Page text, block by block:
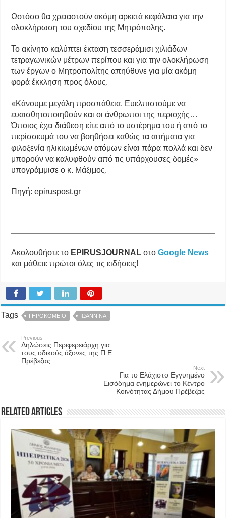
Ωστόσο θα χρειαστούν ακόμη αρκετά κεφάλαια για την
ολοκλήρωση του σχεδίου της Μητρόπολης.
Το ακίνητο καλύπτει έκταση τεσσεράμισι χιλιάδων
τετραγωνικών μέτρων περίπου και για την ολοκλήρωση
των έργων ο Μητροπολίτης απηύθυνε για μία ακόμη
φορά έκκληση προς όλους.
«Κάνουμε μεγάλη προσπάθεια. Ευελπιστούμε να
ευαισθητοποιηθούν και οι άνθρωποι της περιοχής…
Όποιος έχει διάθεση είτε από το υστέρημα του ή από το
περίσσευμά του να βοηθήσει καθώς τα αιτήματα για
φιλοξενία ηλικιωμένων ατόμων είναι πάρα πολλά και δεν
μπορούν να καλυφθούν από τις υπάρχουσες δομές»
υπογράμμισε ο κ. Μάξιμος.
Πηγή: epiruspost.gr
Ακολουθήστε το EPIRUSJOURNAL στοGoogle News
και μάθετε πρώτοι όλες τις ειδήσεις!
Tags ΓΗΡΟΚΟΜΕΙΟ ΙΩΑΝΝΙΝΑ
Previous
Δηλώσεις Περιφερειάρχη για
τους οδικούς άξονες της Π.Ε.
Πρέβεζας
Next
Για το Ελάχιστο Εγγυημένο
Εισόδημα ενημερώνει το Kέντρο
Κοινότητας Δήμου Πρέβεζας
Related Articles